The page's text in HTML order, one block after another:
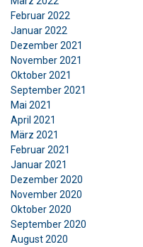
Februar 2022
Januar 2022
Dezember 2021
November 2021
Oktober 2021
September 2021
Mai 2021
April 2021
März 2021
Februar 2021
Januar 2021
Dezember 2020
November 2020
Oktober 2020
September 2020
August 2020
mit anderen
ihnen bereitgestellt
Rahmen Ihrer
haben.
Funktionalität